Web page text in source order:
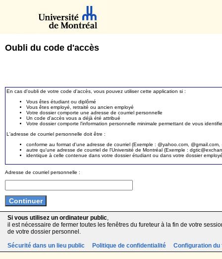
Oubli du code d'accès
En cas d'oubli de votre code d'accès, vous pouvez utiliser cette application si :
Vous êtes étudiant ou diplômé
Vous êtes employé, retraité ou ancien employé
Votre dossier comporte une adresse de courriel personnelle
Un code d'accès vous a déjà été attribué
Votre dossier comporte l'information personnelle minimale permettant de vous
L'adresse de courriel personnelle doit être :
conforme au format d'une adresse de courriel (Exemple : @yahoo.com,
autre qu'une adresse de courriel de l'Université de Montréal (Exemple :
identique à celle contenue dans votre dossier étudiant ou dans votre dossier
Adresse de courriel personnelle :
Si vous utilisez un ordinateur public,
il est nécessaire de fermer toutes les fenêtres du fureteur à la fin de votre
de votre dossier personnel.
Sécurité dans un lieu public
Politique de confidentialité Configuration du